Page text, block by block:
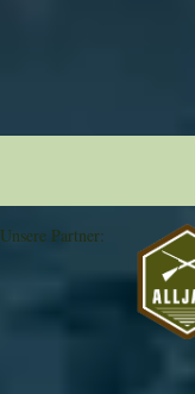
Unsere Partner: